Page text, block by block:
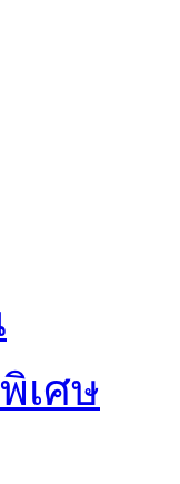
เศษ